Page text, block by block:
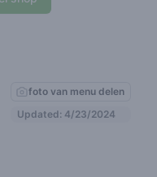
foto van menu delen
Updated: 4/23/2024